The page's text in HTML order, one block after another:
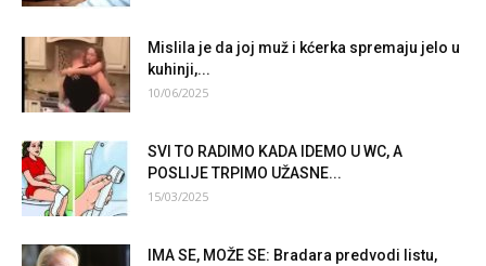
Mislila je da joj muž i kćerka spremaju jeIo u
kuhinji,...
10/06/2025
SVI TO RADIMO KADA IDEMO U WC, A
POSLIJE TRPIMO UŽASNE...
15/03/2025
IMA SE, MOŽE SE: Bradara predvodi listu,